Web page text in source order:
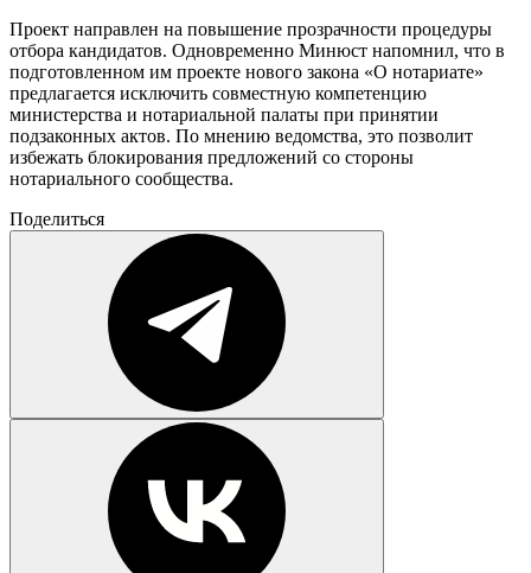
Проект направлен на повышение прозрачности процедуры
отбора кандидатов. Одновременно Минюст напомнил, что в
подготовленном им проекте нового закона «О нотариате»
предлагается исключить совместную компетенцию
министерства и нотариальной палаты при принятии
подзаконных актов. По мнению ведомства, это позволит
избежать блокирования предложений со стороны
нотариального сообщества.
Поделиться